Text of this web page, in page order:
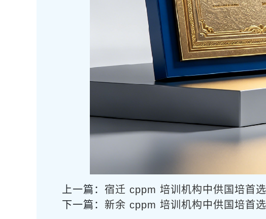
上一篇： 宿迁 cppm 培训机构中供国培首选
下一篇： 新余 cppm 培训机构中供国培首选